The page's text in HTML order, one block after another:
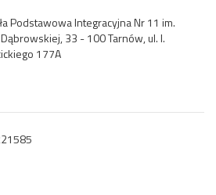
Podstawowa Integracyjna Nr 11 im.
33 - 100 Tarnów, ul. I.
177A